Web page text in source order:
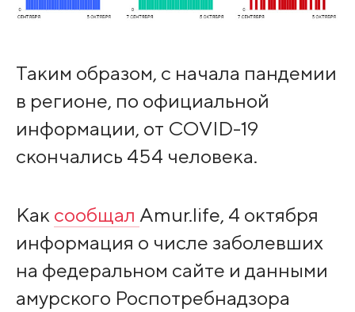
Таким образом, с начала пандемии
в регионе, по официальной
информации, от COVID-19
скончались 454 человека.
Как сообщал Amur.life, 4 октября
информация о числе заболевших
на федеральном сайте и данными
амурского Роспотребнадзора